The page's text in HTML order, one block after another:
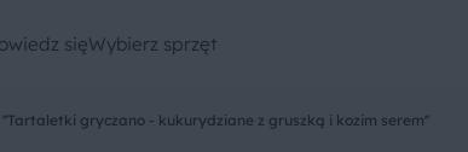
sięWybierz sprzęt
''Tartaletki gryczano - kukurydziane z gruszką i kozim serem''